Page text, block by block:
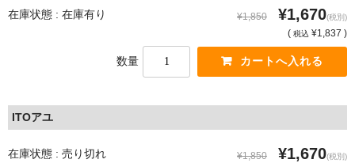
在庫状態 : 在庫有り ¥1,850 ¥1,670(税別)
( 税込 ¥1,837 )
数量
ITOアユ
在庫状態 : 売り切れ ¥1,850 ¥1,670(税別)